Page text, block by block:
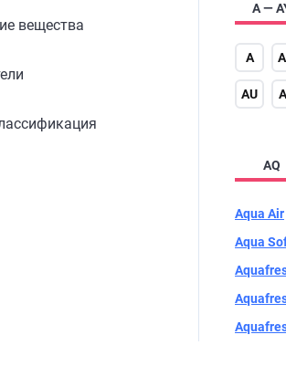
вещества
A —
A
AU
AQ
Aqua Air
Aqua